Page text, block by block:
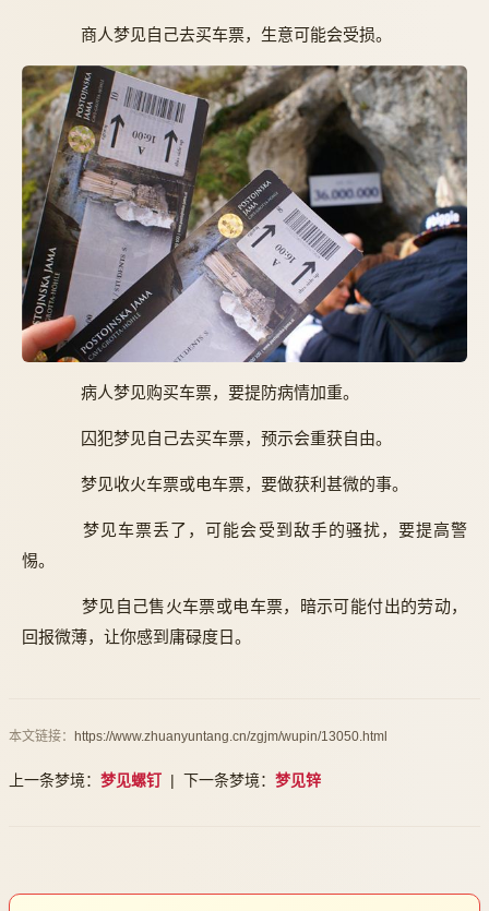
商人梦见自己去买车票，生意可能会受损。
病人梦见购买车票，要提防病情加重。
囚犯梦见自己去买车票，预示会重获自由。
梦见收火车票或电车票，要做获利甚微的事。
梦见车票丢了，可能会受到敌手的骚扰，要提高警
惕。
梦见自己售火车票或电车票，暗示可能付出的劳动，
回报微薄，让你感到庸碌度日。
本文链接： https://www.zhuanyuntang.cn/zgjm/wupin/13050.html
上一条梦境： 梦见螺钉 | 下一条梦境： 梦见锌